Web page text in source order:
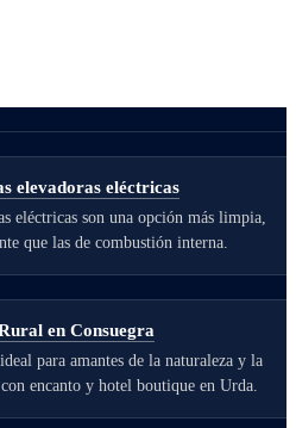
elevadoras eléctricas
eléctricas son una opción más limpia,
que las de combustión interna.
en Consuegra
para amantes de la naturaleza y la
encanto y hotel boutique en Urda.